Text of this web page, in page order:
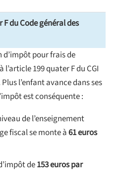
du Code général des
pour frais de
199 quater F du CGI
l’enfant avance dans ses
est conséquente :
de l’enseignement
fiscal se monte à61 euros
de153 euros par